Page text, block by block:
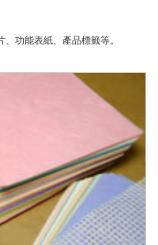
功能表紙、產品標籤等。